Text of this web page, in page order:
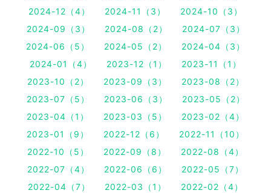
2024-12（4）
2024-11（3）
2024-10（3）
2024-09（3）
2024-08（2）
2024-07（3）
2024-06（5）
2024-05（2）
2024-04（3）
2024-01（4）
2023-12（1）
2023-11（1）
2023-10（2）
2023-09（3）
2023-08（2）
2023-07（5）
2023-06（3）
2023-05（2）
2023-04（1）
2023-03（5）
2023-02（4）
2023-01（9）
2022-12（6）
2022-11（10）
2022-10（5）
2022-09（8）
2022-08（4）
2022-07（4）
2022-06（6）
2022-05（7）
2022-04（7）
2022-03（1）
2022-02（4）